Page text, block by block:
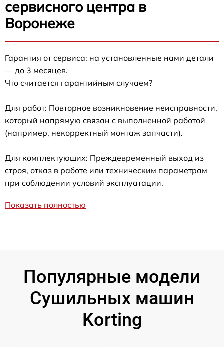
сервисного центра в
Воронеже
Гарантия от сервиса: на установленные нами детали
— до 3 месяцев.
Что считается гарантийным случаем?
Для работ: Повторное возникновение неисправности,
который напрямую связан с выполненной работой
(например, некорректный монтаж запчасти).
Для комплектующих: Преждевременный выход из
строя, отказ в работе или техническим параметрам
при соблюдении условий эксплуатации.
Показать полностью
Популярные модели
Сушильных машин
Korting